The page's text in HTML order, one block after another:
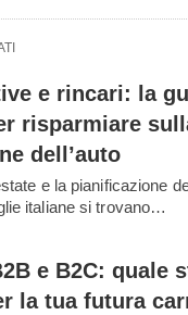
e rincari: la
risparmiare
dell’auto
e la pianificazione
italiane si trovano…
e B2C: quale
la tua futura